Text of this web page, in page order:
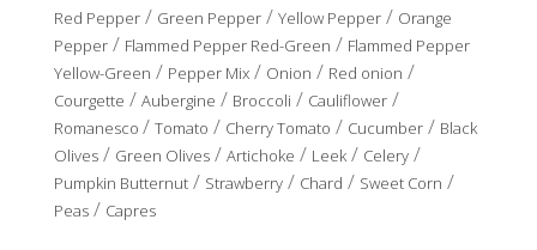
Red Pepper/ Green Pepper/ Yellow Pepper/ Orange
Pepper/ Flammed Pepper Red-Green / Flammed Pepper
Yellow-Green / Pepper Mix/ Onion / Red onion /
Courgette / Aubergine / Broccoli / Cauliflower/
Romanesco / Tomato / Cherry Tomato / Cucumber/ Black
Olives/ Green Olives/ Artichoke / Leek/ Celery/
Pumpkin Butternut/ Strawberry/ Chard / Sweet Corn /
Peas/ Capres